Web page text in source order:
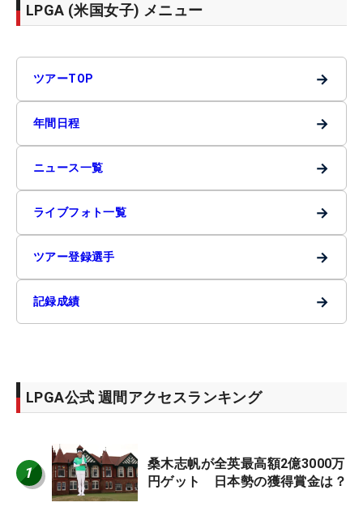
LPGA (米国女子) メニュー
ツアーTOP →
年間日程 →
ニュース一覧 →
ライブフォト一覧 →
ツアー登録選手 →
記録成績 →
LPGA公式 週間アクセスランキング
1
桑木志帆が全英最高額2億3000万
円ゲット 日本勢の獲得賞金は？